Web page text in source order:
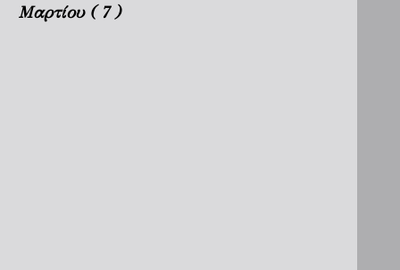
Μαρτίου ( 7 )